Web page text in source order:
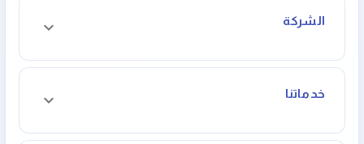
الشركة
خدماتنا